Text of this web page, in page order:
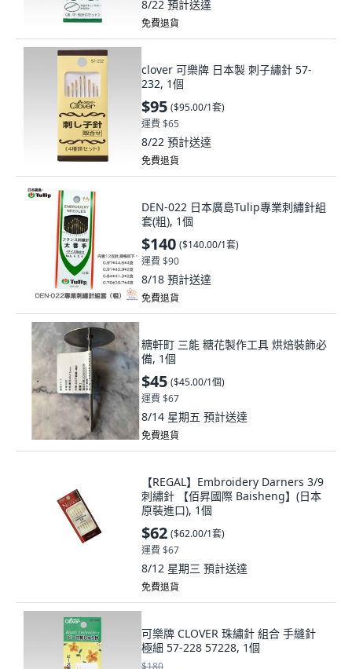
8/22 預計送達
免費退貨
clover 可樂牌 日本製 刺子繡針 57-
232, 1個
$95 ($95.00/1套)
運費 $65
8/22 預計送達
免費退貨
DEN-022 日本廣島Tulip專業刺繡針組
套(粗), 1個
$140 ($140.00/1套)
運費 $90
8/18 預計送達
免費退貨
糖軒町 三能 糖花製作工具 烘焙裝飾必
備, 1個
$45 ($45.00/1個)
運費 $67
8/14 星期五 預計送達
免費退貨
【REGAL】Embroidery Darners 3/9
刺繡針 【佰昇國際 Baisheng】(日本
原裝進口), 1個
$62 ($62.00/1套)
運費 $67
8/12 星期三 預計送達
免費退貨
可樂牌 CLOVER 珠繡針 組合 手縫針
極細 57-228 57228, 1個
$180